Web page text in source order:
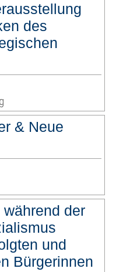
des
& Neue
der
und
Bürgerinnen